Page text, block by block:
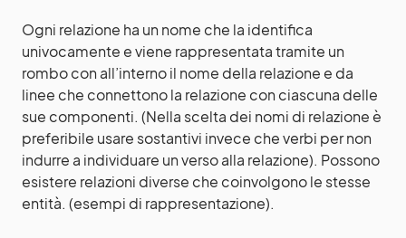
Ogni relazione ha un nome che la identifica
univocamente e viene rappresentata tramite un
rombo con all’interno il nome della relazione e da
linee che connettono la relazione con ciascuna delle
sue componenti. (Nella scelta dei nomi di relazione è
preferibile usare sostantivi invece che verbi per non
indurre a individuare un verso alla relazione). Possono
esistere relazioni diverse che coinvolgono le stesse
entità. (esempi di rappresentazione).